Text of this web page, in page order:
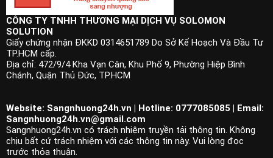
CÔNG TY TNHH THƯƠNG MẠI DỊCH VỤ SOLOMON
SOLUTION
Giấy chứng nhận ĐKKD 0314651789 Do Sở Kế Hoạch Và Đầu Tư
TP.HCM cấp.
Địa chỉ: 472/9/4 Kha Vạn Cân, Khu Phố 9, Phường Hiệp Bình
Chánh, Quận Thủ Đức, TP.HCM
Website: Sangnhuong24h.vn | Hotline: 0777085085 | Email:
Sangnhuong24h.vn@gmail.com
Sangnhuong24h.vn có trách nhiệm truyền tải thông tin. Không
chịu bất cứ trách nhiệm với các thông tin này. Vui lòng đọc
trước thỏa thuận.